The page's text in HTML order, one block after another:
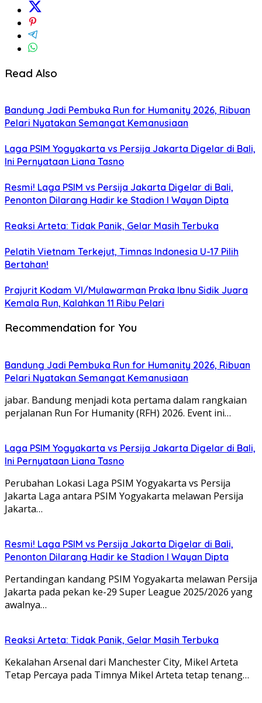
Read Also
Bandung Jadi Pembuka Run for Humanity 2026, Ribuan
Pelari Nyatakan Semangat Kemanusiaan
Laga PSIM Yogyakarta vs Persija Jakarta Digelar di Bali,
Ini Pernyataan Liana Tasno
Resmi! Laga PSIM vs Persija Jakarta Digelar di Bali,
Penonton Dilarang Hadir ke Stadion I Wayan Dipta
Reaksi Arteta: Tidak Panik, Gelar Masih Terbuka
Pelatih Vietnam Terkejut, Timnas Indonesia U-17 Pilih
Bertahan!
Prajurit Kodam VI/Mulawarman Praka Ibnu Sidik Juara
Kemala Run, Kalahkan 11 Ribu Pelari
Recommendation for You
Bandung Jadi Pembuka Run for Humanity 2026, Ribuan
Pelari Nyatakan Semangat Kemanusiaan
jabar. Bandung menjadi kota pertama dalam rangkaian
perjalanan Run For Humanity (RFH) 2026. Event ini…
Laga PSIM Yogyakarta vs Persija Jakarta Digelar di Bali,
Ini Pernyataan Liana Tasno
Perubahan Lokasi Laga PSIM Yogyakarta vs Persija
Jakarta Laga antara PSIM Yogyakarta melawan Persija
Jakarta…
Resmi! Laga PSIM vs Persija Jakarta Digelar di Bali,
Penonton Dilarang Hadir ke Stadion I Wayan Dipta
Pertandingan kandang PSIM Yogyakarta melawan Persija
Jakarta pada pekan ke-29 Super League 2025/2026 yang
awalnya…
Reaksi Arteta: Tidak Panik, Gelar Masih Terbuka
Kekalahan Arsenal dari Manchester City, Mikel Arteta
Tetap Percaya pada Timnya Mikel Arteta tetap tenang…